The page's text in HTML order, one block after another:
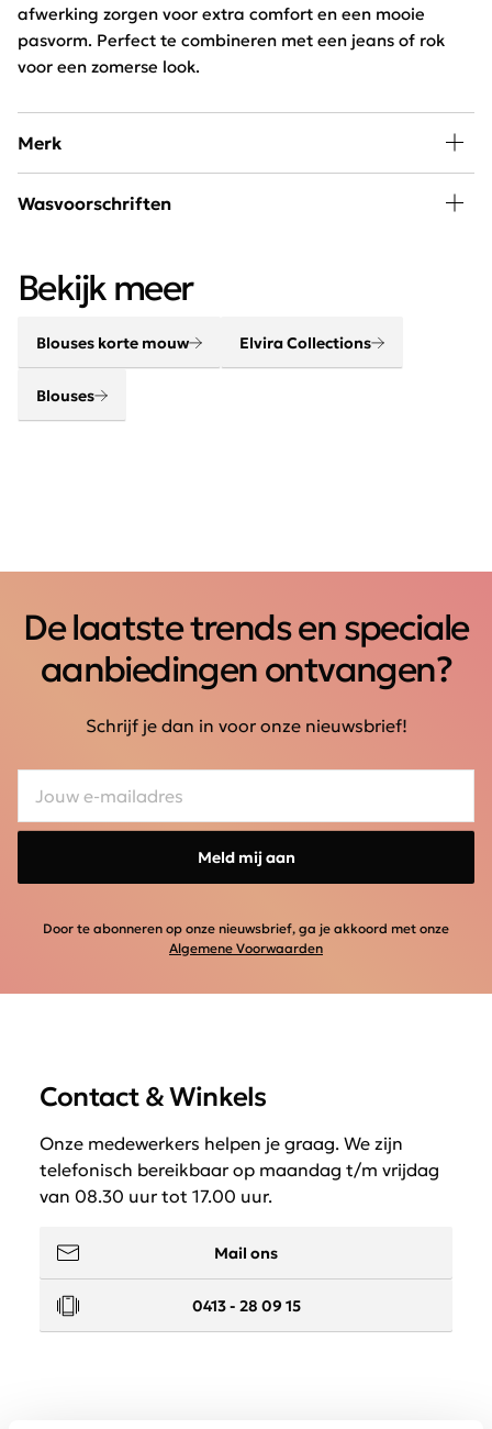
afwerking zorgen voor extra comfort en een mooie
pasvorm. Perfect te combineren met een jeans of rok
voor een zomerse look.
Merk
Shop Elvira Collections bij Schijvens mode, een
comfortabele stoffen en een optimale pasvorm laat het
merk een blijvende indruk achter bij onze klanten.
Wasvoorschriften
Bekijk meer
Blouses korte mouw Elvira Collections
Blouses
De laatste trends en speciale
aanbiedingen ontvangen?
Schrijf je dan in voor onze nieuwsbrief!
Meld mij aan
Door te abonneren op onze nieuwsbrief, ga je akkoord met onze
Algemene Voorwaarden
Contact & Winkels
Onze medewerkers helpen je graag. We zijn
telefonisch bereikbaar op maandag t/m vrijdag
van 08.30 uur tot 17.00 uur.
Mail ons
0413 - 28 09 15